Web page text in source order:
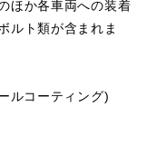
ほか各車両への装着
ルト類が含まれま
ルコーティング)